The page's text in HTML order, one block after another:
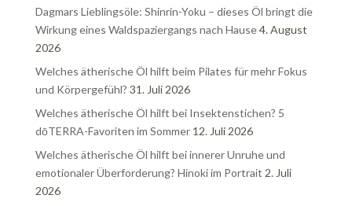
Dagmars Lieblingsöle: Shinrin-Yoku – dieses Öl bringt die
Wirkung eines Waldspaziergangs nach Hause4. August
2026
Welches ätherische Öl hilft beim Pilates für mehr Fokus
und Körpergefühl? 31. Juli 2026
Welches ätherische Öl hilft bei Insektenstichen? 5
dōTERRA-Favoriten im Sommer 12. Juli 2026
Welches ätherische Öl hilft bei innerer Unruhe und
emotionaler Überforderung? Hinoki im Portrait 2. Juli
2026